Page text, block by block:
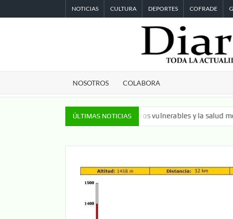
al
NOTICIAS CULTURA DEPORTES COFRADE
NOSOTROS COLABORA
ÚLTIMAS NOTICIAS
dedicada a los colectivos vulnerables y la salud mental